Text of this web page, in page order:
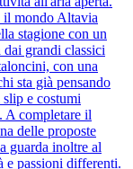
mondo Altavia
stagione con un
dai grandi classici
con una
sta già pensando
e costumi
A completare il
delle proposte
guarda inoltre al
e passioni differenti.